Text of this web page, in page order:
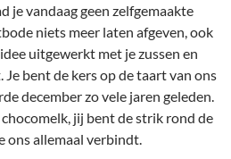
je vandaag geen zelfgemaakte
niets meer laten afgeven, ook
uitgewerkt met je zussen en
Je bent de kers op de taart van ons
december zo vele jaren geleden.
jij bent de strik rond de
ons allemaal verbindt.